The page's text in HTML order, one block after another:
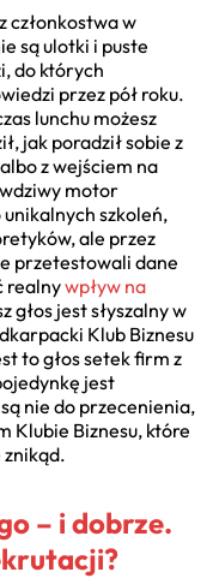
członkostwa w
są ulotki i puste
do których
przez pół roku.
lunchu możesz
jak poradził sobie z
z wejściem na
motor
szkoleń,
ale przez
przetestowali dane
realnywpływ na
głos jest słyszalny w
Klub Biznesu
to głos setek firm z
jest
nie do przecenienia,
Klubie Biznesu, które
znikąd.
– i dobrze.